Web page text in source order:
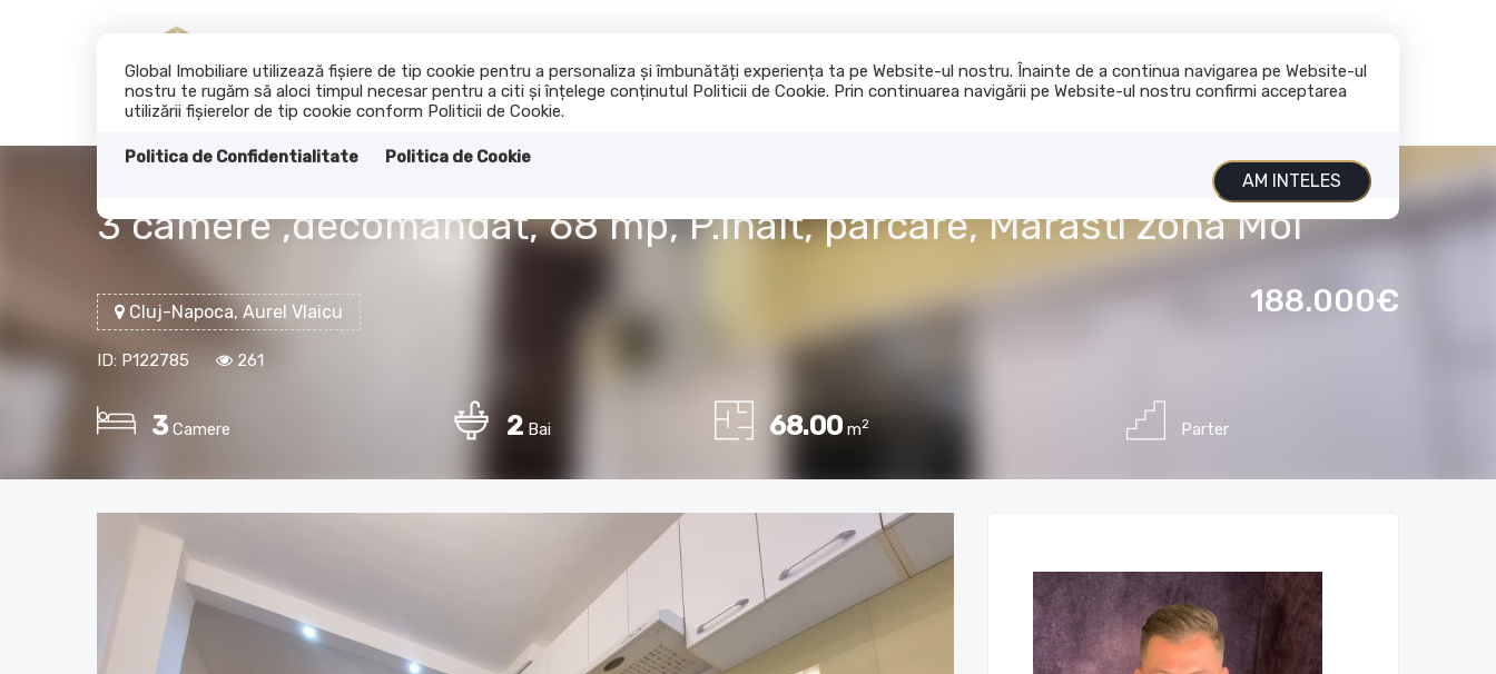
Global Imobiliare utilizează fişiere de tip cookie pentru a personaliza și îmbunătăți experiența ta pe Website-ul nostru. Înainte de a continua navigarea pe Website-ul
nostru te rugăm să aloci timpul necesar pentru a citi și înțelege conținutul Politicii de Cookie. Prin continuarea navigării pe Website-ul nostru confirmi acceptarea
utilizării fişierelor de tip cookie conform Politicii de Cookie.
Politica de Confidentialitate Politica de Cookie
AM INTELES
Acasa Cumpara Inchiriaza Servicii Despre noi Contact
3 camere ,decomandat, 68 mp, P.Inalt, parcare, Marasti zona Mol
Cluj-Napoca, Aurel Vlaicu 188.000€
ID: P122785 261
3Camere 2 Bai 68.00 m2 Parter